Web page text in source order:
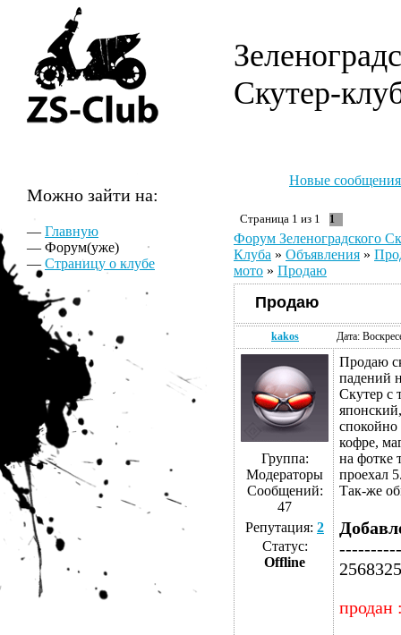
Скутер-
Можно зайти на:
— Главную
— Форум(уже)
— Страницу о клубе
Новые сообщения
Страница 1 из 1 1
Форум Зеленоградского
Клуба » Объявления »
мото » Продаю
Продаю
kakos Дата:
Группа:
Модераторы
Сообщений:
47
Репутация: 2
Статус:
Offline
Продаю
падений
Скутер с
спокойно
кофре,
на фотке
проехал
Так-же
продан